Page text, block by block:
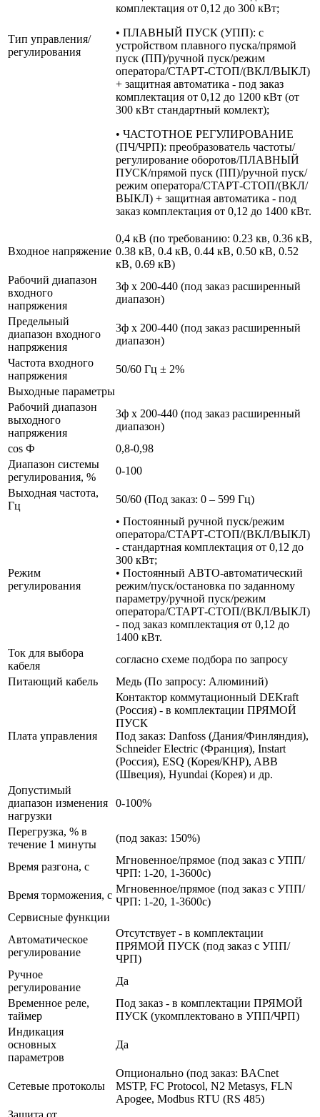
Тип управления/
регулирования
комплектация от 0,12 до 300 кВт;
• ПЛАВНЫЙ ПУСК (УПП): с
устройством плавного пуска/прямой
пуск (ПП)/ручной пуск/режим
оператора/СТАРТ-СТОП/(ВКЛ/ВЫКЛ)
+ защитная автоматика - под заказ
комплектация от 0,12 до 1200 кВт (от
300 кВт стандартный комлект);
• ЧАСТОТНОЕ РЕГУЛИРОВАНИЕ
(ПЧ/ЧРП): преобразователь частоты/
регулирование оборотов/ПЛАВНЫЙ
ПУСК/прямой пуск (ПП)/ручной пуск/
режим оператора/СТАРТ-СТОП/(ВКЛ/
ВЫКЛ) + защитная автоматика - под
заказ комплектация от 0,12 до 1400 кВт.
Входное напряжение
0,4 кВ (по требованию: 0.23 кв, 0.36 кВ,
0.38 кВ, 0.4 кВ, 0.44 кВ, 0.50 кВ, 0.52
кВ, 0.69 кВ)
Рабочий диапазон
входного
напряжения
3ф х 200-440 (под заказ расширенный
диапазон)
Предельный
диапазон входного
напряжения
3ф х 200-440 (под заказ расширенный
диапазон)
Частота входного
напряжения
50/60 Гц ± 2%
Выходные параметры
Рабочий диапазон
выходного
напряжения
3ф х 200-440 (под заказ расширенный
диапазон)
cos Ф
0,8-0,98
Диапазон системы
регулирования, %
0-100
Выходная частота,
Гц
50/60 (Под заказ: 0 – 599 Гц)
Режим
регулирования
• Постоянный ручной пуск/режим
оператора/СТАРТ-СТОП/(ВКЛ/ВЫКЛ)
- стандартная комплектация от 0,12 до
300 кВт;
• Постоянный АВТО-автоматический
режим/пуск/остановка по заданному
параметру/ручной пуск/режим
оператора/СТАРТ-СТОП/(ВКЛ/ВЫКЛ)
- под заказ комплектация от 0,12 до
1400 кВт.
Ток для выбора
кабеля
согласно схеме подбора по запросу
Питающий кабель
Медь (По запросу: Алюминий)
Плата управления
Контактор коммутационный DEKraft
(Россия) - в комплектации ПРЯМОЙ
ПУСК
Под заказ: Danfoss (Дания/Финляндия),
Schneider Electric (Франция), Instart
(Россия), ESQ (Корея/КНР), ABB
(Швеция), Hyundai (Корея) и др.
Допустимый
диапазон изменения
нагрузки
0-100%
Перегрузка, % в
течение 1 минуты
(под заказ: 150%)
Время разгона, с
Мгновенное/прямое (под заказ с УПП/
ЧРП: 1-20, 1-3600с)
Время торможения, с
Мгновенное/прямое (под заказ с УПП/
ЧРП: 1-20, 1-3600с)
Сервисные функции
Автоматическое
регулирование
Отсутствует - в комплектации
ПРЯМОЙ ПУСК (под заказ с УПП/
ЧРП)
Ручное
регулирование
Да
Временное реле,
таймер
Под заказ - в комплектации ПРЯМОЙ
ПУСК (укомплектовано в УПП/ЧРП)
Индикация
основных
параметров
Да
Сетевые протоколы
Опционально (под заказ: BACnet
MSTP, FC Protocol, N2 Metasys, FLN
Apogee, Modbus RTU (RS 485)
Защита от